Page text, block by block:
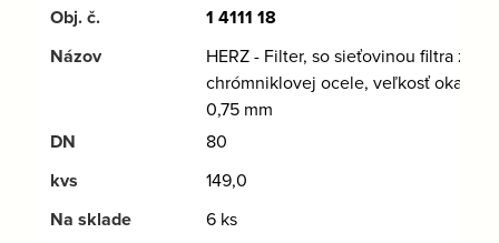
1 4111 18
HERZ - Filter, so sieťovinou filtra z
chrómniklovej ocele, veľkosť oka
0,75 mm
80
149,0
6 ks